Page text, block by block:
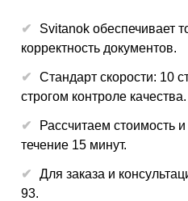
Svitanok обеспечивает
корректность документов.
Стандарт скорости: 10
строгом контроле качества.
Рассчитаем стоимость
течение 15 минут.
Для заказа и
93.